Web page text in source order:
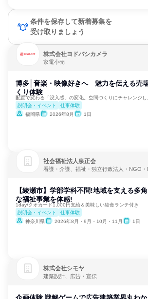
条件を保存して新着募集を
受け取りましょう
株式会社ヨドバシカメラ
家電小売
博多│音楽・映像好きへ 魅力を伝える売
くり体験
配置で変わる「没入感」の変化。空間づくりにチャレンジし
説明会・イベント
仕事体験
福岡県
2026年8月 1日
社会福祉法人泉正会
看護・介護、福祉・独立行政法人・NGO・
【綾瀬市】学部学科不問!地域を支える多
な福祉事業を体感!
1day/クオカード1,000円支給＆美味しい給食ランチ付き
説明会・イベント
仕事体験
神奈川県
2026年8月・9月・10月・11月 1日
株式会社シモヤ
建築設計、広告・宣伝